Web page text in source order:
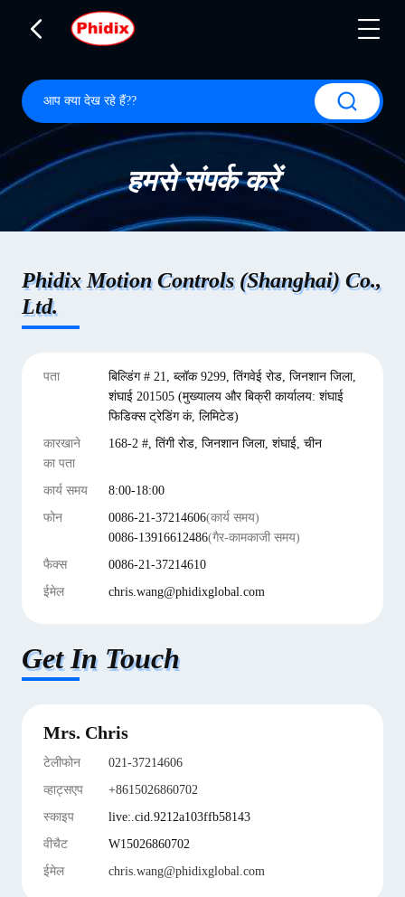
हमसे संपर्क करें
Phidix Motion Controls (Shanghai) Co.,
Ltd.
पता
बिल्डिंग # 21, ब्लॉक 9299, तिंगवेई रोड, जिनशान जिला,
शंघाई 201505 (मुख्यालय और बिक्री कार्यालय: शंघाई
फिडिक्स ट्रेडिंग कं, लिमिटेड)
कारखाने
का पता
168-2 #, तिंगी रोड, जिनशान जिला, शंघाई, चीन
कार्य समय
8:00-18:00
फोन
0086-21-37214606(कार्य समय)
0086-13916612486(गैर-कामकाजी समय)
फैक्स
0086-21-37214610
ईमेल
chris.wang@phidixglobal.com
Get In Touch
Mrs. Chris
टेलीफोन
021-37214606
व्हाट्सएप
+8615026860702
स्काइप
live:.cid.9212a103ffb58143
वीचैट
W15026860702
ईमेल
chris.wang@phidixglobal.com